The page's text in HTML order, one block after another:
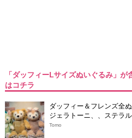
「ダッフィーLサイズぬいぐるみ」
はコチラ
ダッフィー＆フレンズ全
ジェラトーニ、、ステラ
Tomo